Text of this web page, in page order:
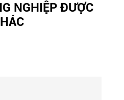
NGHIỆP ĐƯỢC